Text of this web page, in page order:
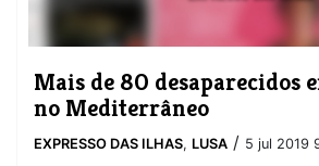
Mais de 80 desaparecidos
no Mediterrâneo
EXPRESSO DAS ILHAS, LUSA / 5 jul 2019